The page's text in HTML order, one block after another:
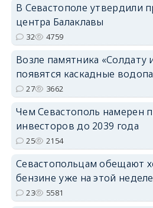
В Севастополе утвердили
центра Балаклавы
32 4759
Возле памятника «Солдату
появятся каскадные
27 3662
Чем Севастополь намерен
инвесторов до 2039 года
25 2154
Севастопольцам обещают
бензине уже на этой неделе
23 5581